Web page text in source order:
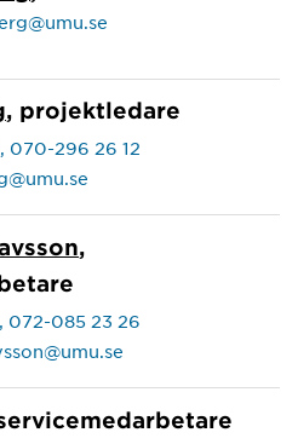
, projektledare
070-296 26 12
,
072-085 23 26